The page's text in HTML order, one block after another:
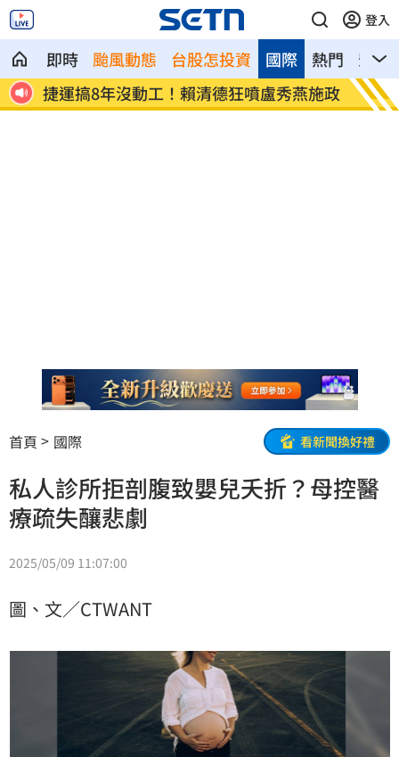
登入
即時 颱風動態 台股怎投資 熱門 影音
國際
慘
捷運搞8年沒動工！賴清德狂噴盧秀燕施政 鋼鐵
骨
首頁 國際 看新聞換好禮
私人診所拒剖腹致嬰兒夭折？母控醫
療疏失釀悲劇
2025/05/09 11:07:00
圖、文／CTWANT